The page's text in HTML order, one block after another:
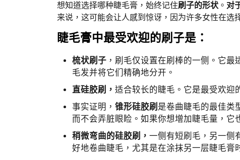
想知道选择哪种睫毛膏，始终记住刷子的形状 。 对
来说，这可能会让人感到惊讶，因为许多女性在选
睫毛膏中最受欢迎的刷子是：
梳状刷子 ，刷毛仅设置在刷棒的一侧。它
毛发并将它们精确地分开。
直硅胶刷，适合较长的睫毛。它是最受欢迎
事实证明，锥形硅胶刷 是卷曲睫毛的最佳类
而不会弄脏眼睑。如果你想增加睫毛量，它
稍微弯曲的硅胶刷，一侧有短刷毛，另一侧
好地卷曲睫毛，尤其是在涂抹另一层睫毛膏